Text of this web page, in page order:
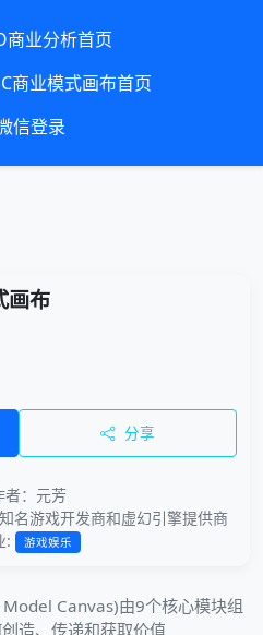
商业分析首页
商业模式画布首页
信登录
画布
分享
者：元芳
名游戏开发商和虚幻引擎提供商
:
游戏娱乐
Canvas)由9个核心模块组
造、传递和获取价值